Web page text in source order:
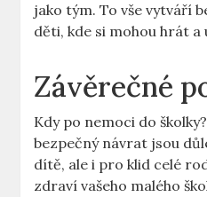
jako tým. To vše vytváří
děti, kde si mohou hrát a
Závěrečné
Kdy po nemoci do
bezpečný návrat jsou
dítě, ale i pro klid celé
zdraví vašeho malého